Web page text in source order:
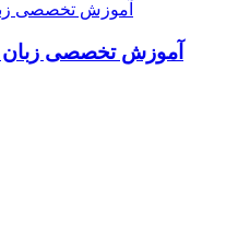
آموزش تخصصی زبان